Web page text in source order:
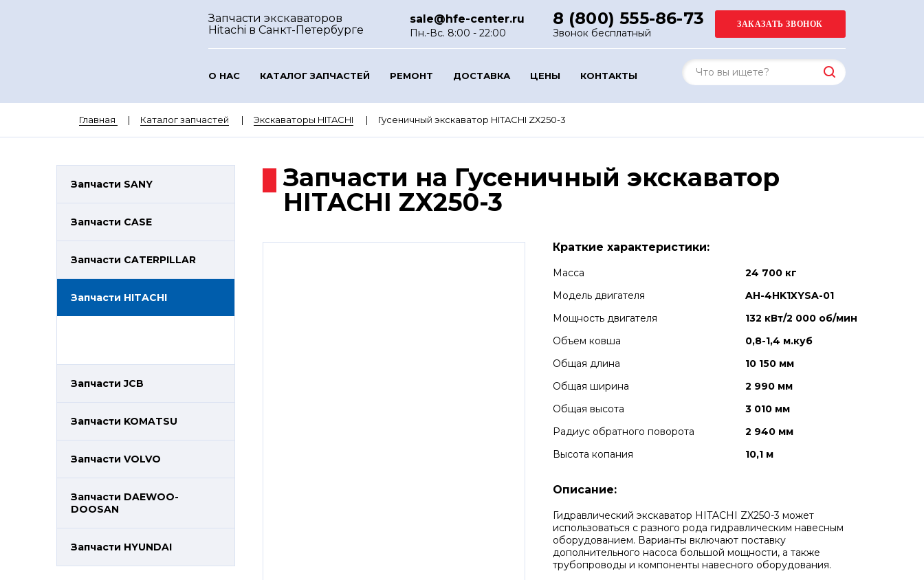
Запчасти экскаваторов
Hitachi в Санкт-Петербурге
sale@hfe-center.ru
Пн.-Вс. 8:00 - 22:00
8 (800) 555-86-73
Звонок бесплатный
О НАС КАТАЛОГ ЗАПЧАСТЕЙ РЕМОНТ ДОСТАВКА ЦЕНЫ КОНТАКТЫ
Главная Каталог запчастей Экскаваторы HITACHI Гусеничный экскаватор HITACHI ZX250-3
Запчасти SANY
Запчасти CASE
Запчасти CATERPILLAR
Запчасти HITACHI
Запчасти JCB
Запчасти KOMATSU
Запчасти VOLVO
Запчасти DAEWOO-
DOOSAN
Запчасти HYUNDAI
Запчасти на Гусеничный экскаватор
HITACHI ZX250-3
Краткие характеристики:
Масса
24 700 кг
Модель двигателя
AH-4HK1XYSA-01
Мощность двигателя
132 кВт/2 000 об/мин
Объем ковша
0,8-1,4 м.куб
Общая длина
10 150 мм
Общая ширина
2 990 мм
Общая высота
3 010 мм
Радиус обратного поворота
2 940 мм
Высота копания
10,1 м
Описание:
Гидравлический экскаватор HITACHI ZX250-3 может
использоваться с разного рода гидравлическим навесным
оборудованием. Варианты включают поставку
дополнительного насоса большой мощности, а также
трубопроводы и компоненты навесного оборудования.